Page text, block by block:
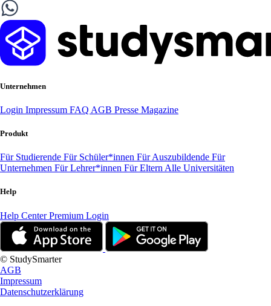
Unternehmen
Login Impressum FAQ AGB Presse Magazine
Produkt
Für Studierende Für Schüler*innen Für Auszubildende Für
Unternehmen Für Lehrer*innen Für Eltern Alle Universitäten
Help
Help CenterPremium Login
© StudySmarter
AGB
Impressum
Datenschutzerklärung